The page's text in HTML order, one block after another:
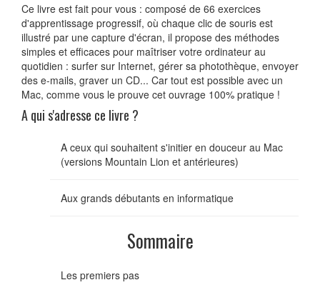
Ce livre est fait pour vous : composé de 66 exercices
d'apprentissage progressif, où chaque clic de souris est
illustré par une capture d'écran, il propose des méthodes
simples et efficaces pour maîtriser votre ordinateur au
quotidien : surfer sur Internet, gérer sa photothèque, envoyer
des e-mails, graver un CD... Car tout est possible avec un
Mac, comme vous le prouve cet ouvrage 100% pratique !
A qui s'adresse ce livre ?
A ceux qui souhaitent s'initier en douceur au Mac
(versions Mountain Lion et antérieures)
Aux grands débutants en informatique
Sommaire
Les premiers pas